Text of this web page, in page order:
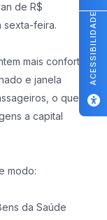
de R$
sexta-feira.
mais conforto
e janela
o que
a capital
modo:
da Saúde
ACESSIBILIDADE